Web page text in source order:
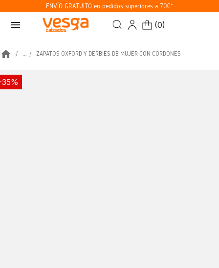
ENVÍO GRATUITO en pedidos superiores a 70€*
menu (0)
home ... ZAPATOS OXFORD Y DERBIES DE MUJER CON CORDONES